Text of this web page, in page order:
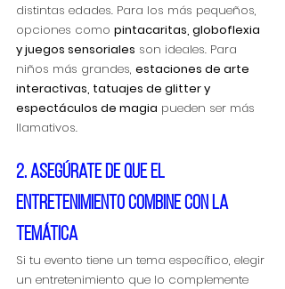
distintas edades. Para los más pequeños,
opciones como pintacaritas, globoflexia
y juegos sensoriales son ideales. Para
niños más grandes, estaciones de arte
interactivas, tatuajes de glitter y
espectáculos de magia pueden ser más
llamativos.
2. Asegúrate de que el
entretenimiento combine con la
temática
Si tu evento tiene un tema específico, elegir
un entretenimiento que lo complemente